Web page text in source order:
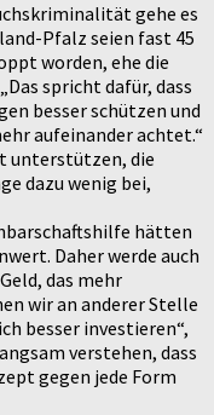
gehe es
Pfalz seien fast 45
worden, ehe die
spricht dafür, dass
besser schützen und
aufeinander achtet.“
unterstützen, die
dazu wenig bei,
hätten
Daher werde auch
das mehr
wir an anderer Stelle
besser investieren“,
verstehen, dass
gegen jede Form